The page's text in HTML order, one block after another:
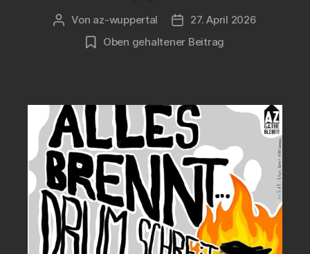
Beitragsautor
Von az-wuppertal Veröffentlichungsdatum
27. April 2026
Oben gehaltener Beitrag